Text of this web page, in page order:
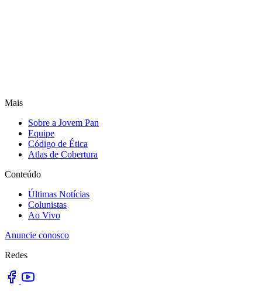
Mais
Sobre a Jovem Pan
Equipe
Código de Ética
Atlas de Cobertura
Conteúdo
Últimas Notícias
Colunistas
Ao Vivo
Anuncie conosco
Redes